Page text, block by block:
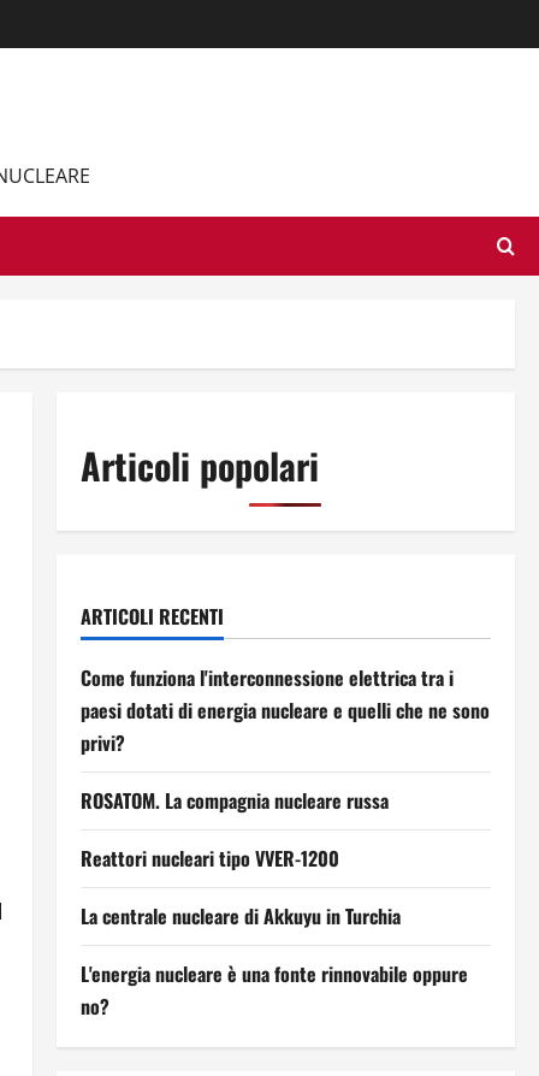
Articoli popolari
ARTICOLI RECENTI
Come funziona l'interconnessione elettrica tra i
paesi dotati di energia nucleare e quelli che ne sono
privi?
ROSATOM. La compagnia nucleare russa
Reattori nucleari tipo VVER-1200
La centrale nucleare di Akkuyu in Turchia
L'energia nucleare è una fonte rinnovabile oppure
no?